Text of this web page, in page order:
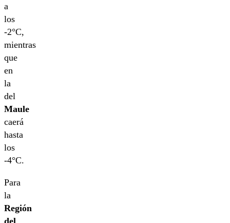
a
los
-2°C,
mientras
que
en
la
del
Maule
caerá
hasta
los
-4°C.
Para
la
Región